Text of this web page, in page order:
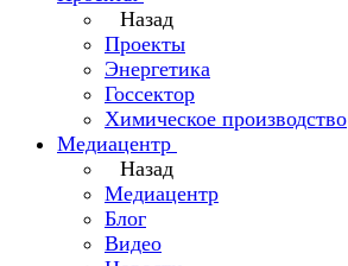
Назад
Проекты
Энергетика
Госсектор
Химическое производство
Медиацентр
Назад
Медиацентр
Блог
Видео